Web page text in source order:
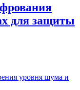
для защиты
уровня шума и